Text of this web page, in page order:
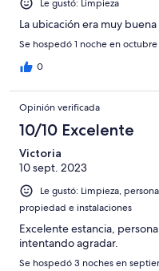
Le gustó: Limpieza
La ubicación era muy
Se hospedó 1 noche en
0
Opinión verificada
10/10 Excelente
Victoria
10 sept. 2023
Le gustó: Limpieza,
propiedad e instalaciones
Excelente estancia,
intentando agradar.
Se hospedó 3 noches en